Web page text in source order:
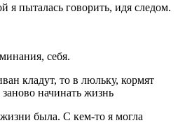
я пыталась говорить, идя следом.
себя.
кладут, то в люльку, кормят
начинать жизнь
была. С кем-то я могла